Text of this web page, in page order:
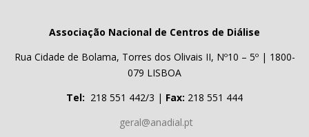
Associação Nacional de Centros de Diálise
Rua Cidade de Bolama, Torres dos Olivais II, Nº10 – 5º | 1800-
079 LISBOA
Tel: 218 551 442/3 | Fax: 218 551 444
geral@anadial.pt